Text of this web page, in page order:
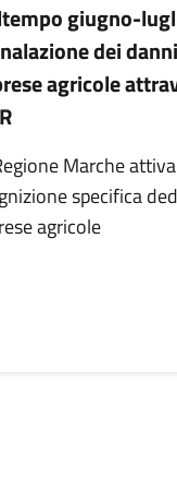
giugno-
dei
agricole
Marche
specifica
agricole